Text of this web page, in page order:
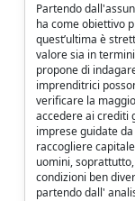
Partendo
ha come obiettivo
quest’ultima è
valore sia in
propone di
imprenditrici
verificare la
accedere ai crediti
imprese guidate
raccogliere
uomini,
condizioni ben
partendo dall'